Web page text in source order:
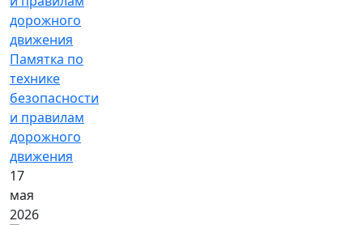
Памятка по
технике
безопасности
и правилам
дорожного
движения
17
мая
2026